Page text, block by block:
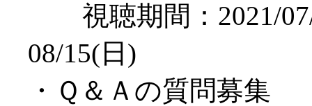
視聴期間：2021/
08/15(日)
・Ｑ＆Ａの質問募集